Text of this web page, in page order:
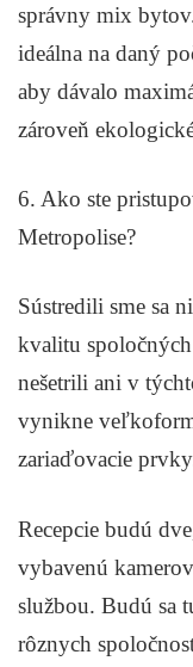
správny mix
ideálna na daný
aby dávalo
zároveň
6. Ako ste
Metropolise?
Sústredili sme sa
kvalitu
nešetrili ani v
vynikne
zariaďovacie
Recepcie budú
vybavenú
službou. Budú sa
rôznych